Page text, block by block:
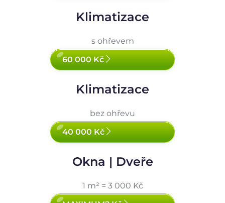
Klimatizace
s ohřevem
60 000 Kč
Klimatizace
bez ohřevu
40 000 Kč
Okna | Dveře
1 m² = 3 000 Kč